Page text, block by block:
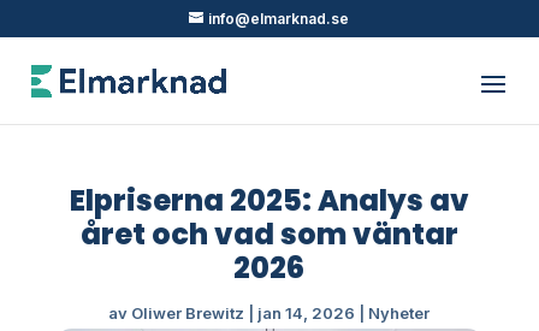
info@elmarknad.se
Elpriserna 2025: Analys av
året och vad som väntar
2026
av Oliwer Brewitz jan 14, 2026 Nyheter